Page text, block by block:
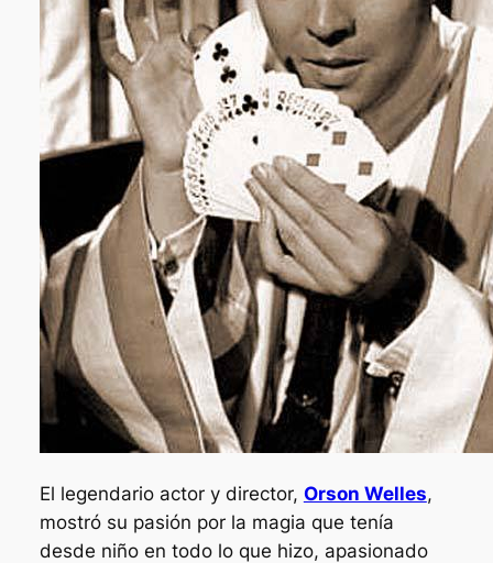
El legendario actor y director, Orson Welles,
mostró su pasión por la magia que tenía
desde niño en todo lo que hizo, apasionado